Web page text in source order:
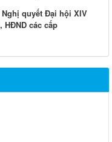
quyết Đại hội XIV
các cấp